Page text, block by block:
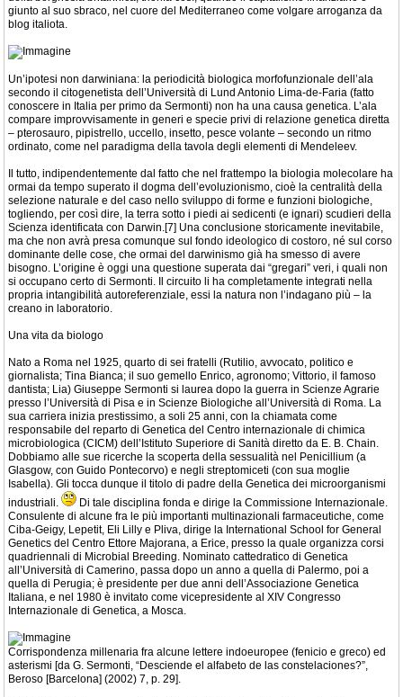
giunto al suo sbraco, nel cuore del Mediterraneo come volgare arroganza da
blog italiota.
Un’ipotesi non darwiniana: la periodicità biologica morfofunzionale dell’ala
secondo il citogenetista dell’Università di Lund Antonio Lima-de-Faria (fatto
conoscere in Italia per primo da Sermonti) non ha una causa genetica. L’ala
compare improvvisamente in generi e specie privi di relazione genetica diretta
– pterosauro, pipistrello, uccello, insetto, pesce volante – secondo un ritmo
ordinato, come nel paradigma della tavola degli elementi di Mendeleev.
Il tutto, indipendentemente dal fatto che nel frattempo la biologia molecolare ha
ormai da tempo superato il dogma dell’evoluzionismo, cioè la centralità della
selezione naturale e del caso nello sviluppo di forme e funzioni biologiche,
togliendo, per così dire, la terra sotto i piedi ai sedicenti (e ignari) scudieri della
Scienza identificata con Darwin.[7] Una conclusione storicamente inevitabile,
ma che non avrà presa comunque sul fondo ideologico di costoro, né sul corso
dominante delle cose, che ormai del darwinismo già ha smesso di avere
bisogno. L’origine è oggi una questione superata dai “gregari” veri, i quali non
si occupano certo di Sermonti. Il circuito li ha completamente integrati nella
propria intangibilità autoreferenziale, essi la natura non l’indagano più – la
creano in laboratorio.
Una vita da biologo
Nato a Roma nel 1925, quarto di sei fratelli (Rutilio, avvocato, politico e
giornalista; Tina Bianca; il suo gemello Enrico, agronomo; Vittorio, il famoso
dantista; Lia) Giuseppe Sermonti si laurea dopo la guerra in Scienze Agrarie
presso l’Università di Pisa e in Scienze Biologiche all’Università di Roma. La
sua carriera inizia prestissimo, a soli 25 anni, con la chiamata come
responsabile del reparto di Genetica del Centro internazionale di chimica
microbiologica (CICM) dell’Istituto Superiore di Sanità diretto da E. B. Chain.
Dobbiamo alle sue ricerche la scoperta della sessualità nel Penicillium (a
Glasgow, con Guido Pontecorvo) e negli streptomiceti (con sua moglie
Isabella). Gli tocca dunque il titolo di padre della Genetica dei microorganismi
industriali.
Di tale disciplina fonda e dirige la Commissione Internazionale.
Consulente di alcune fra le più importanti multinazionali farmaceutiche, come
Ciba-Geigy, Lepetit, Eli Lilly e Pliva, dirige la International School for General
Genetics del Centro Ettore Majorana, a Erice, presso la quale organizza corsi
quadriennali di Microbial Breeding. Nominato cattedratico di Genetica
all’Università di Camerino, passa dopo un anno a quella di Palermo, poi a
quella di Perugia; è presidente per due anni dell’Associazione Genetica
Italiana, e nel 1980 è invitato come vicepresidente al XIV Congresso
Internazionale di Genetica, a Mosca.
Corrispondenza millenaria fra alcune lettere indoeuropee (fenicio e greco) ed
asterismi [da G. Sermonti, “Desciende el alfabeto de las constelaciones?”,
Beroso [Barcelona] (2002) 7, p. 29].